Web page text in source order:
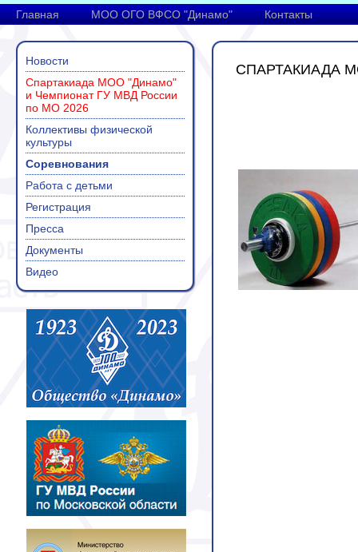
Главная МОО ОГО ВФСО "Динамо" Контакты
Новости
Спартакиада МОО "Динамо"
и Чемпионат ГУ МВД России
по МО 2026
Коллективы физической
культуры
Соревнования
Работа с детьми
Регистрация
Пресса
Документы
Видео
СПАРТАКИАДА